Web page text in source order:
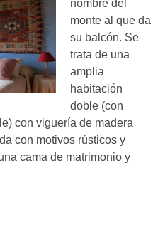
nombre del
monte al que da
su balcón. Se
trata de una
amplia
habitación
doble (con
con viguería de madera
con motivos rústicos y
cama de matrimonio y